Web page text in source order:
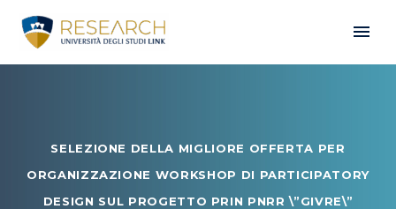
SELEZIONE DELLA MIGLIORE OFFERTA PER
ORGANIZZAZIONE WORKSHOP DI PARTICIPATORY
DESIGN SUL PROGETTO PRIN PNRR \”GIVRE\”